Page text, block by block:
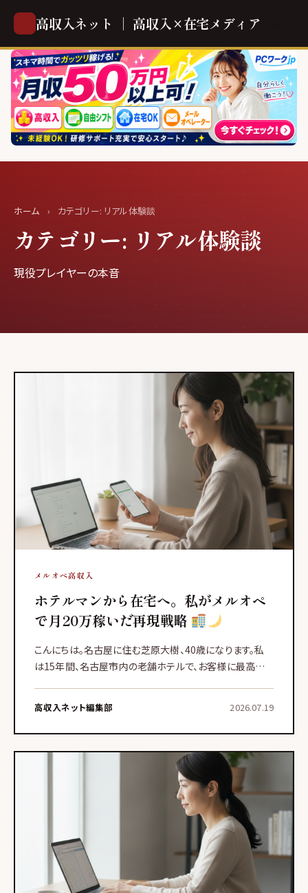
高収入ネット ｜ 高収入×在宅メディア
ホーム › カテゴリー: リアル体験談
カテゴリー: リアル体験談
現役プレイヤーの本音
メルオペ高収入
ホテルマンから在宅へ。私がメルオペ
で月20万稼いだ再現戦略
こんにちは。名古屋に住む芝原大樹、40歳になります。私
は15年間、名古屋市内の老舗ホテルで、お客様に最高の
対応ま
高収入ネット編集部 2026.07.19